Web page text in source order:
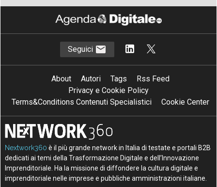
Seguici
About Autori Tags
Rss Feed
Privacy e Cookie Policy
Terms&Conditions Contenuti Specialistici
Cookie Center
Nextwork360 è il più grande network in Italia di testate e portali B2B
dedicati ai temi della Trasformazione Digitale e dell’Innovazione
Imprenditoriale. Ha la missione di diffondere la cultura digitale e
imprenditoriale nelle imprese e pubbliche amministrazioni italiane.